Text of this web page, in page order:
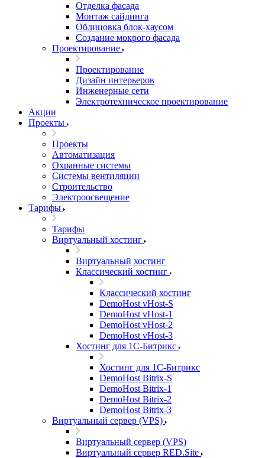
Отделка фасада
Монтаж сайдинга
Облицовка блок-хаусом
Создание мокрого фасада
Проектирование
Проектирование
Дизайн интерьеров
Инженерные сети
Электротехническое проектирование
Акции
Проекты
Проекты
Автоматизация
Охранные системы
Системы вентиляции
Строительство
Электроосвещение
Тарифы
Тарифы
Виртуальный хостинг
Виртуальный хостинг
Классический хостинг
Классический хостинг
DemoHost vHost-S
DemoHost vHost-1
DemoHost vHost-2
DemoHost vHost-3
Хостинг для 1С-Битрикс
Хостинг для 1С-Битрикс
DemoHost Bitrix-S
DemoHost Bitrix-1
DemoHost Bitrix-2
DemoHost Bitrix-3
Виртуальный сервер (VPS)
Виртуальный сервер (VPS)
Виртуальный сервер RED.Site